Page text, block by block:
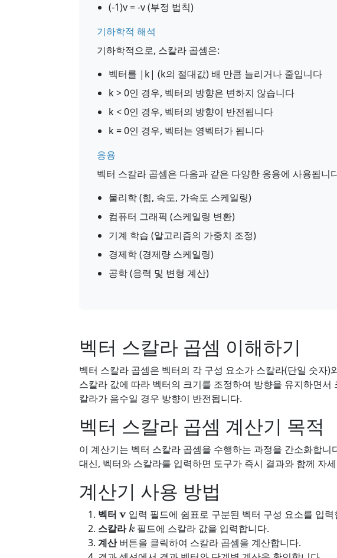
(-1)v = -v (부정 법칙)
기하학적 해석
기하학적으로, 스칼라 곱셈은:
벡터를 |k| (k의 절대값) 배 만큼 늘리거나 줄입니다
k > 0인 경우, 벡터의 방향은 변하지 않습니다
k < 0인 경우, 벡터의 방향이 반전됩니다
k = 0인 경우, 벡터는 영벡터가 됩니다
응용
벡터 스칼라 곱셈은 다음과 같은 다양한 응용에 사용됩니
물리학 (힘, 속도, 가속도 스케일링)
컴퓨터 그래픽 (스케일링 변환)
기계 학습 (알고리즘의 가중치 조정)
경제학 (경제량 스케일링)
공학 (응력 및 변형 계산)
벡터 스칼라 곱셈 이해하기
벡터 스칼라 곱셈은 벡터의 각 구성 요소가 스칼라(단일 숫자)
스칼라 값에 따라 벡터의 크기를 조정하여 방향을 유지하면
칼라가 음수일 경우 방향이 반전됩니다.
벡터 스칼라 곱셈 계산기 목적
이 계산기는 벡터 스칼라 곱셈을 수행하는 과정을 간소화합
대신, 벡터와 스칼라를 입력하면 도구가 즉시 결과와 함께 자
계산기 사용 방법
벡터 입력 필드에 쉼표로 구분된 벡터 구성 요소를 입력
스칼라
k
필드에 스칼라 값을 입력합니다.
계산버튼을 클릭하여 스칼라 곱셈을 계산합니다.